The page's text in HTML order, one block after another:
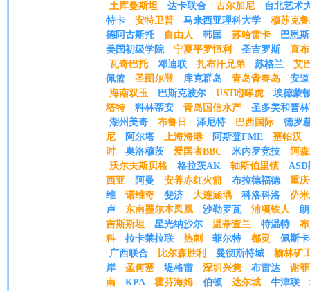
土库曼斯坦
达卡联合 古尔加尼
台北艺术
特卡
安特卫普 马来西亚理科大学
穆苏克
德阿古斯托
自由人 韩国 苏哈雷卡
巴恩
美国初级学院
宁夏平罗恒利 圣吉罗斯
直
瓦奇巴托
邓迪联 扎布汗兄弟 苏格兰
艾
佩篮
圣图尔登 库克群岛 青岛青春岛
安
海南双玉
巴斯克波尔 UST咆哮虎
埃德蒙
塔特
科林蒂安 青岛国信水产
圣多美和普
湖州美奇
布鲁日 泽尼特 巴西国际
德罗
尼
阿尔塔 上海海港 阿斯登FME
塞帕汉
时
奥洛穆茨 爱国者BBC 米内罗竞技
阿
沃尔夫斯贝格
格拉茨AK 轴斯伯里镇
西亚
阿曼 安养赤红火箭 布拉德福德
重
维
诺维奇 斐济 大连涵瑀 科洛科洛
萨
卢
东南墨尔本凤凰 沙勒罗瓦 浦项铁人
吉斯斯坦
星光纳沙尔 温蒂查兰 特温特
科
拉卡莱拉联 热刺 菲尔特 都灵
佩斯
广西联合
比尔森胜利 曼彻斯特城
榆林矿
岸
圣何塞 堤格雷 深圳兴隽 布雷达
谢
南
KPA 霍芬海姆 伯顿 达尔城 牛津联